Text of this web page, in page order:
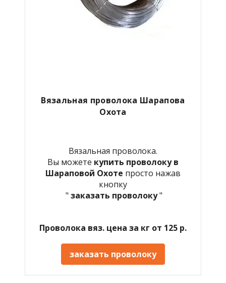
Вязальная проволока Шарапова
Охота
Вязальная проволока.
Вы можете купить проволоку в
Шараповой Охоте просто нажав
кнопку
" заказать проволоку"
Проволока вяз. цена за кг от 125 р.
заказать проволоку